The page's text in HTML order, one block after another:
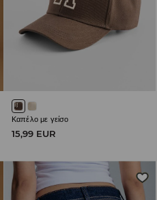
Καπέλο με γείσο
15,99 EUR